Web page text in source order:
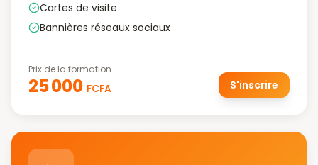
Cartes de visite
Bannières réseaux sociaux
Prix de la formation
25 000 FCFA S'inscrire